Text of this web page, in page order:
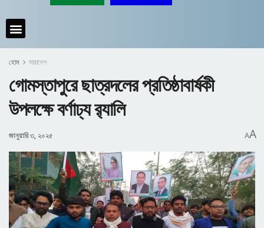
হোম সারাদেশ
গোমস্তাপুরে ছাত্রদলের প্রতিষ্ঠাবার্ষকী
উপলক্ষে বর্ণাঢ্য র‍্যালি
জানুয়ারি ৩, ২০২৫ AA